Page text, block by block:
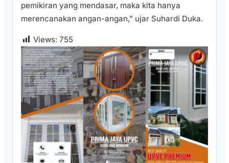
pemikiran yang mendasar, maka kita hanya
merencanakan angan-angan,” ujar Suhardi Duka.
Views: 755